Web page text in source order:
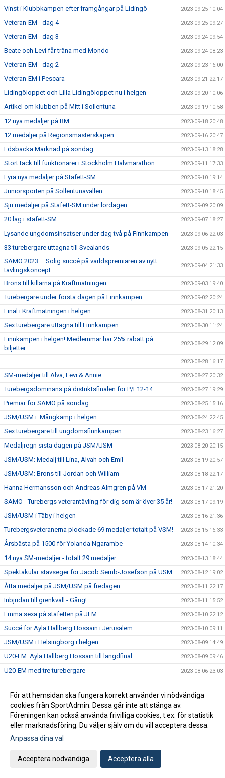
Vinst i Klubbkampen efter framgångar på Lidingö 2023-09-25 10:04
Veteran-EM - dag 4 2023-09-25 09:27
Veteran-EM - dag 3 2023-09-24 09:54
Beate och Levi får träna med Mondo 2023-09-24 08:23
Veteran-EM - dag 2 2023-09-23 16:00
Veteran-EM i Pescara 2023-09-21 22:17
Lidingöloppet och Lilla Lidingöloppet nu i helgen 2023-09-20 10:06
Artikel om klubben på Mitt i Sollentuna 2023-09-19 10:58
12 nya medaljer på RM 2023-09-18 20:48
12 medaljer på Regionsmästerskapen 2023-09-16 20:47
Edsbacka Marknad på söndag 2023-09-13 18:28
Stort tack till funktionärer i Stockholm Halvmarathon 2023-09-11 17:33
Fyra nya medaljer på Stafett-SM 2023-09-10 19:14
Juniorsporten på Sollentunavallen 2023-09-10 18:45
Sju medaljer på Stafett-SM under lördagen 2023-09-09 20:09
20 lag i stafett-SM 2023-09-07 18:27
Lysande ungdomsinsatser under dag två på Finnkampen 2023-09-06 22:03
33 turebergare uttagna till Svealands 2023-09-05 22:15
SAMO 2023 – Solig succé på världspremiären av nytt
tävlingskoncept
2023-09-04 21:33
Brons till killarna på Kraftmätningen 2023-09-03 19:40
Turebergare under första dagen på Finnkampen 2023-09-02 20:24
Final i Kraftmätningen i helgen 2023-08-31 20:13
Sex turebergare uttagna till Finnkampen 2023-08-30 11:24
Finnkampen i helgen! Medlemmar har 25% rabatt på
biljetter.
2023-08-29 12:09
2023-08-28 16:17
SM-medaljer till Alva, Levi & Annie 2023-08-27 20:32
Turebergsdominans på distriktsfinalen för P/F12-14 2023-08-27 19:29
Premiär för SAMO på söndag 2023-08-25 15:16
JSM/USM i Mångkamp i helgen 2023-08-24 22:45
Sex turebergare till ungdomsfinnkampen 2023-08-23 16:27
Medaljregn sista dagen på JSM/USM 2023-08-20 20:15
JSM/USM: Medalj till Lina, Alvah och Emil 2023-08-19 20:57
JSM/USM: Brons till Jordan och William 2023-08-18 22:17
Hanna Hermansson och Andreas Almgren på VM 2023-08-17 21:20
SAMO - Turebergs veterantävling för dig som är över 35 år! 2023-08-17 09:19
JSM/USM i Täby i helgen 2023-08-16 21:36
Turebergsveteranerna plockade 69 medaljer totalt på VSM! 2023-08-15 16:33
Årsbästa på 1500 för Yolanda Ngarambe 2023-08-14 10:34
14 nya SM-medaljer - totalt 29 medaljer 2023-08-13 18:44
Spektakulär stavseger för Jacob Semb-Josefson på USM 2023-08-12 19:02
Åtta medaljer på JSM/USM på fredagen 2023-08-11 22:17
Inbjudan till grenkväll - Gång! 2023-08-11 15:52
Emma sexa på stafetten på JEM 2023-08-10 22:12
Succé för Ayla Hallberg Hossain i Jerusalem 2023-08-10 09:11
JSM/USM i Helsingborg i helgen 2023-08-09 14:49
U20-EM: Ayla Hallberg Hossain till längdfinal 2023-08-09 09:46
U20-EM med tre turebergare 2023-08-06 23:03
Nu kör vi igen den populära prova på dagen för vuxna! 2023-08-03 11:34
Massor av bilder från SM 2023-07-31 16:02
Hanna Hermansson SM-drottning i Söderhamn 2023-07-30 21:40
SM-program för söndag
Fem medaljer på den andra SM-dagen
För att hemsidan ska fungera korrekt använder vi nödvändiga
cookies från SportAdmin. Dessa går inte att stänga av.
Föreningen kan också använda frivilliga cookies, t.ex. för statistik
eller marknadsföring. Du väljer själv om du vill acceptera dessa.
Anpassa dina val
Acceptera nödvändiga Acceptera alla